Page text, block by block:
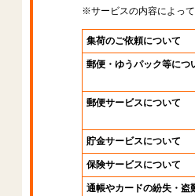
※サービスの内容によっ
集荷のご依頼について
郵便・ゆうパック等につ
郵便サービスについて
貯金サービスについて
保険サービスについて
通帳やカードの紛失・盗